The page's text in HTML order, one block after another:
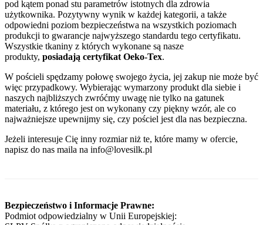
pod kątem ponad stu parametrów istotnych dla zdrowia
użytkownika. Pozytywny wynik w każdej kategorii, a także
odpowiedni poziom bezpieczeństwa na wszystkich poziomach
produkcji to gwarancje najwyższego standardu tego certyfikatu.
Wszystkie tkaniny z których wykonane są nasze
produkty, posiadają certyfikat Oeko-Tex.
W pościeli spędzamy połowę swojego życia, jej zakup nie może być
więc przypadkowy. Wybierając wymarzony produkt dla siebie i
naszych najbliższych zwróćmy uwagę nie tylko na gatunek
materiału, z którego jest on wykonany czy piękny wzór, ale co
najważniejsze upewnijmy się, czy pościel jest dla nas bezpieczna.
Jeżeli interesuje Cię inny rozmiar niż te, które mamy w ofercie,
napisz do nas maila na info@lovesilk.pl
Bezpieczeństwo i Informacje Prawne:
Podmiot odpowiedzialny w Unii Europejskiej: